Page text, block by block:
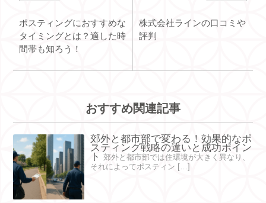
e
b
k
er
e
e
n
ポスティングにおすすめな
タイミングとは？適した時
間帯も知ろう！
株式会社ラインの口コミや
評判
おすすめ関連記事
郊外と都市部で変わる！効果的なポ
スティング戦略の違いと成功ポイン
ト 郊外と都市部では住環境が大きく異なり、
それによってポスティン […]